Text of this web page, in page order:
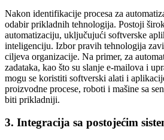
Nakon identifikacije procesa za
odabir prikladnih tehnologija. Postoji
automatizaciju, uključujući softverske
inteligenciju. Izbor pravih tehnologija
ciljeva organizacije. Na primer, za
zadataka, kao što su slanje e-mailova i
mogu se koristiti softverski alati i
proizvodne procese, roboti i mašine sa
biti prikladniji.
3. Integracija sa postojećim